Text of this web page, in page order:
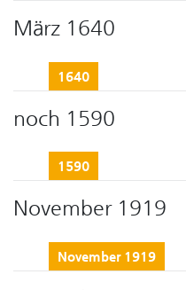
März 1640
1640
noch 1590
1590
November 1919
November 1919